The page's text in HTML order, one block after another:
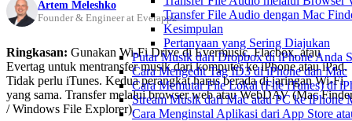
Transfer File Audio dengan Mac
Kesimpulan
Pertanyaan yang Sering Diajukan
Putar Musik dari Dropbox di iPhone Anda
Cara Mengedit Tag ID3 di iPhone dan Mac
Cara Memutar File Lokal (File iTunes) di
Stream Musik dari Mac atau PC ke iPhone
Cara Menginstal Aplikasi dari App Store
Artem Meleshko
Founder & Engineer at Everappz
Ringkasan: Gunakan Wi-Fi Drive di Evermusic, Flacbox, atau
Evertag untuk mentransfer musik dari komputer ke iPhone atau iPad.
Tidak perlu iTunes. Kedua perangkat harus berada di jaringan Wi-Fi
yang sama. Transfer melalui browser web atau WebDAV (Mac
/ Windows File Explorer).